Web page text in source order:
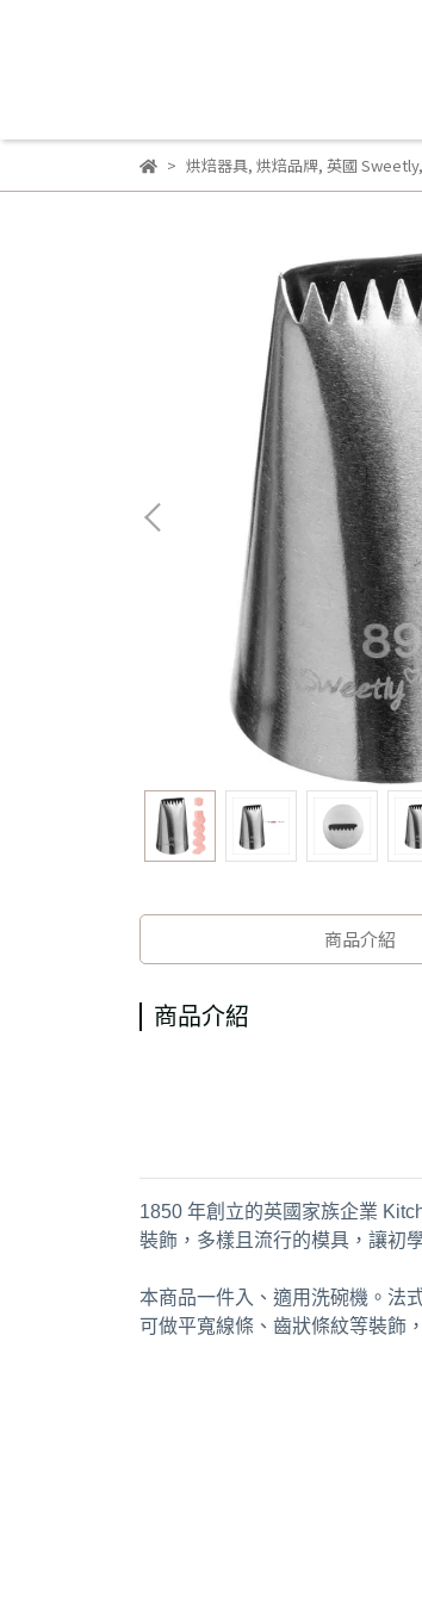
烘焙器具, 烘焙品牌, 英國 Sweetly,
商品介紹
商品介紹
1850 年創立的英國家族企業
裝飾，多樣且流行的模具，讓初
本商品一件入、適用洗碗機。法
可做平寬線條、齒狀條紋等裝飾